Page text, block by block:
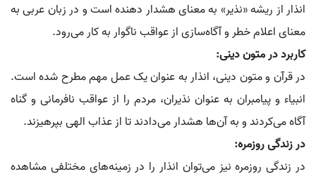
انذار از ریشه «نذیر» به معنای هشدار دهنده است و در زبان عربی به
معنای اعلام خطر و آگاه‌سازی از عواقب ناگوار به کار می‌رود.
کاربرد در متون دینی:
در قرآن و متون دینی، انذار به عنوان یک عمل مهم مطرح شده است.
انبیاء و پیامبران به عنوان نذیران، مردم را از عواقب نافرمانی و گناه
آگاه می‌کردند و به آن‌ها هشدار می‌دادند تا از عذاب الهی بپرهیزند.
در زندگی روزمره:
در زندگی روزمره نیز می‌توان انذار را در زمینه‌های مختلفی مشاهده